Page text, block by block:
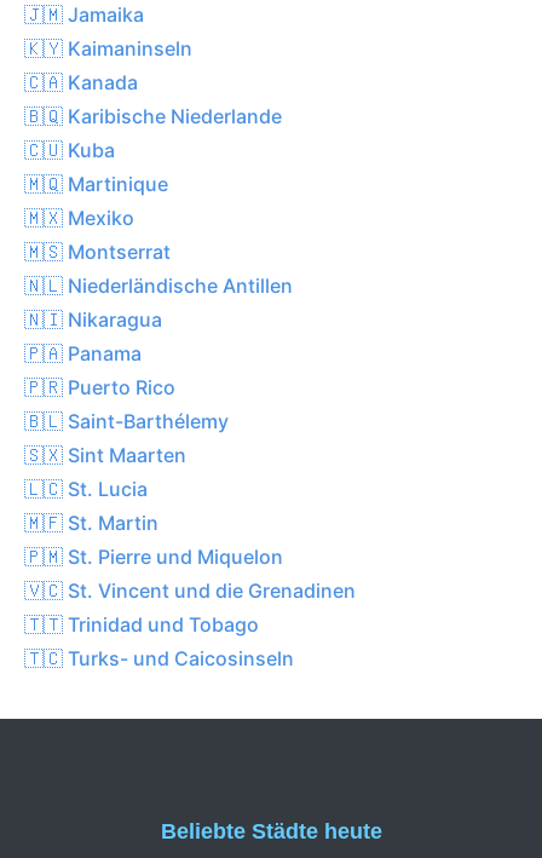
🇯🇲 Jamaika
🇰🇾 Kaimaninseln
🇨🇦 Kanada
🇧🇶 Karibische Niederlande
🇨🇺 Kuba
🇲🇶 Martinique
🇲🇽 Mexiko
🇲🇸 Montserrat
🇳🇱 Niederländische Antillen
🇳🇮 Nikaragua
🇵🇦 Panama
🇵🇷 Puerto Rico
🇧🇱 Saint-Barthélemy
🇸🇽 Sint Maarten
🇱🇨 St. Lucia
🇲🇫 St. Martin
🇵🇲 St. Pierre und Miquelon
🇻🇨 St. Vincent und die Grenadinen
🇹🇹 Trinidad und Tobago
🇹🇨 Turks- und Caicosinseln
Beliebte Städte heute